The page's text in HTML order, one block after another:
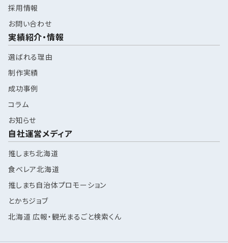
採用情報
お問い合わせ
実績紹介・情報
選ばれる理由
制作実績
成功事例
コラム
お知らせ
自社運営メディア
推しまち北海道
食べレア北海道
推しまち自治体プロモーション
とかちジョブ
北海道 広報・観光まるごと検索くん